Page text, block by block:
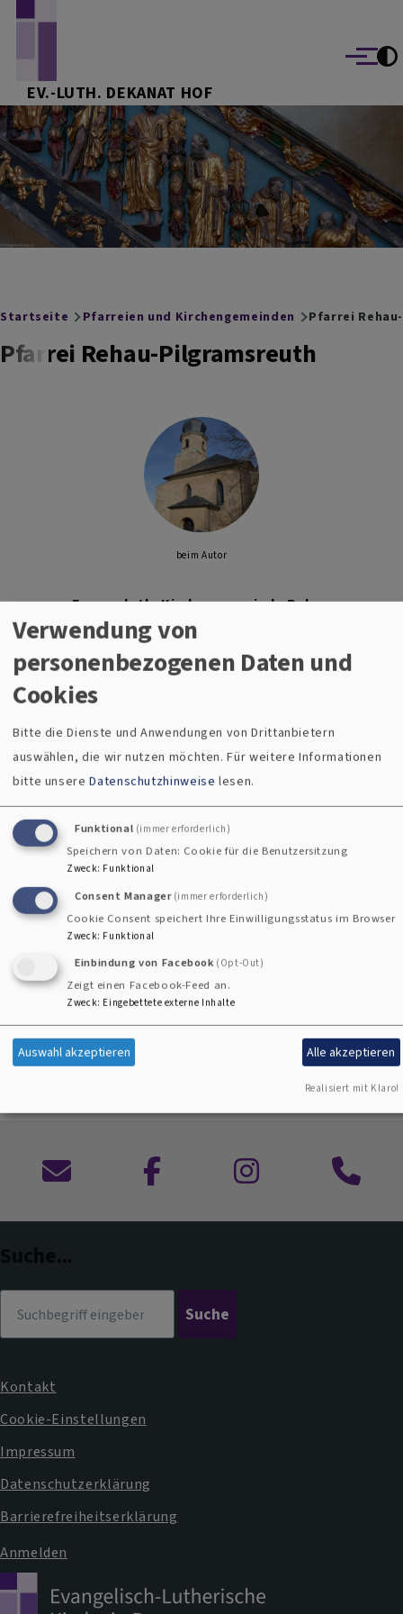
EV.-LUTH. DEKANAT HOF
Menü
Breadcrumb
Startseite Pfarreien und Kirchengemeinden Pfarrei
Pfarrei Rehau-Pilgramsreuth
beim Autor
Evang.-luth. Kirchengemeinde Rehau
Pfarrer Thomas Persitzky (Geschäftsführende
Pfarrperson)
Vikarin Magdalena Rein
95111 Rehau
Tel.: 0 92 83 / 88 07 - 0
Fax: 0 92 83 / 88 07 - 17
E-Mail:pfarramt.rehau@elkb.de
www.rehau-evangelisch.de
Kontaktformular
zu
zu
Anruf
Fußbereichsmenü
Kontakt
Cookie-Einstellungen
Impressum
Datenschutzerklärung
Barrierefreiheitserklärung
Benutzermenü
Anmelden
Verwendung von
personenbezogenen Daten und
Cookies
Bitte die Dienste und Anwendungen von Drittanbietern
auswählen, die wir nutzen möchten.Für weitere Informationen
bitte unsereDatenschutzhinweise lesen.
Funktional (immer erforderlich)
Speichern von Daten: Cookie für die Benutzersitzung
Zweck: Funktional
Consent Manager (immer erforderlich)
Cookie Consent speichert Ihre Einwilligungsstatus im Browser
Zweck: Funktional
Einbindung von Facebook (Opt-Out)
Zeigt einen Facebook-Feed an.
Zweck: Eingebettete externe Inhalte
Auswahl akzeptieren Alle akzeptieren
Realisiert mit Klaro!